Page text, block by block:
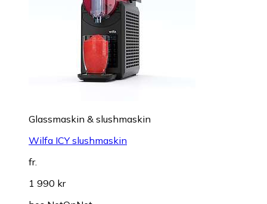
Glassmaskin & slushmaskin
Wilfa ICY slushmaskin
fr.
1 990 kr